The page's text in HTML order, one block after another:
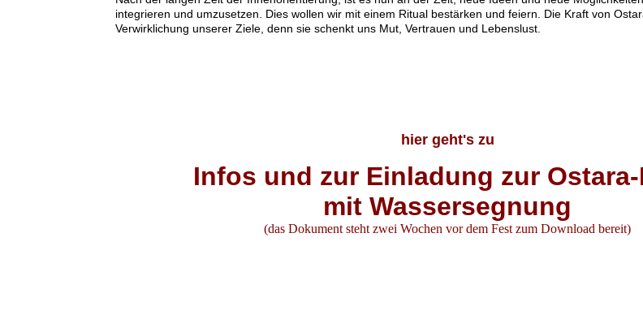
integrieren und umzusetzen. Dies wollen wir mit einem Ritual bestärken und feiern. Die Kraft von
Verwirklichung unserer Ziele, denn sie schenkt uns Mut, Vertrauen und Lebenslust.
hier geht's zu
Infos und zur Einladung zur
mit Wassersegnung
(das Dokument steht zwei Wochen vor dem Fest zum Download bereit)